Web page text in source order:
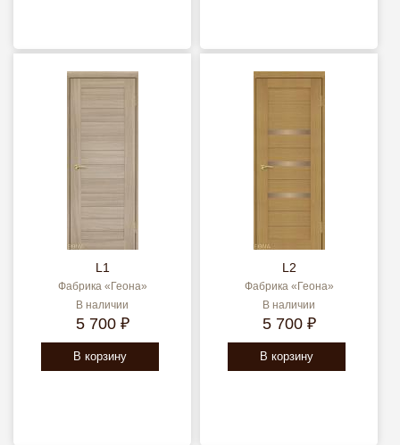
L1
Фабрика «Геона»
В наличии
5 700 ₽
В корзину
L2
Фабрика «Геона»
В наличии
5 700 ₽
В корзину